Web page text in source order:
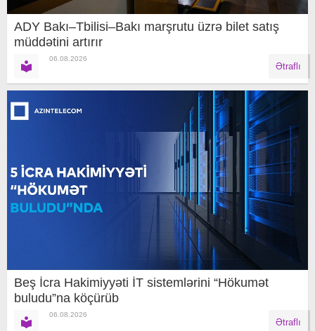
ADY Bakı–Tbilisi–Bakı marşrutu üzrə bilet satış
müddətini artırır
06.08.2026
Ətraflı
Beş İcra Hakimiyyəti İT sistemlərini “Hökumət
buludu”na köçürüb
06.08.2026
Ətraflı